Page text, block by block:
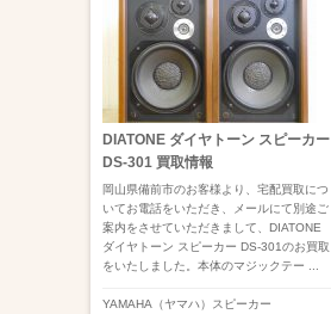
DIATONE ダイヤトーン スピーカー
DS-301 買取情報
岡山県備前市のお客様より、宅配買取につ
いてお電話をいただき、メールにて別途ご
案内をさせていただきまして、DIATONE
ダイヤトーン スピーカー DS-301のお買取
をいたしました。本体のマジックテー ...
YAMAHA（ヤマハ） スピーカー